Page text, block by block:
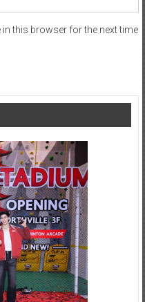
in this browser for the next time